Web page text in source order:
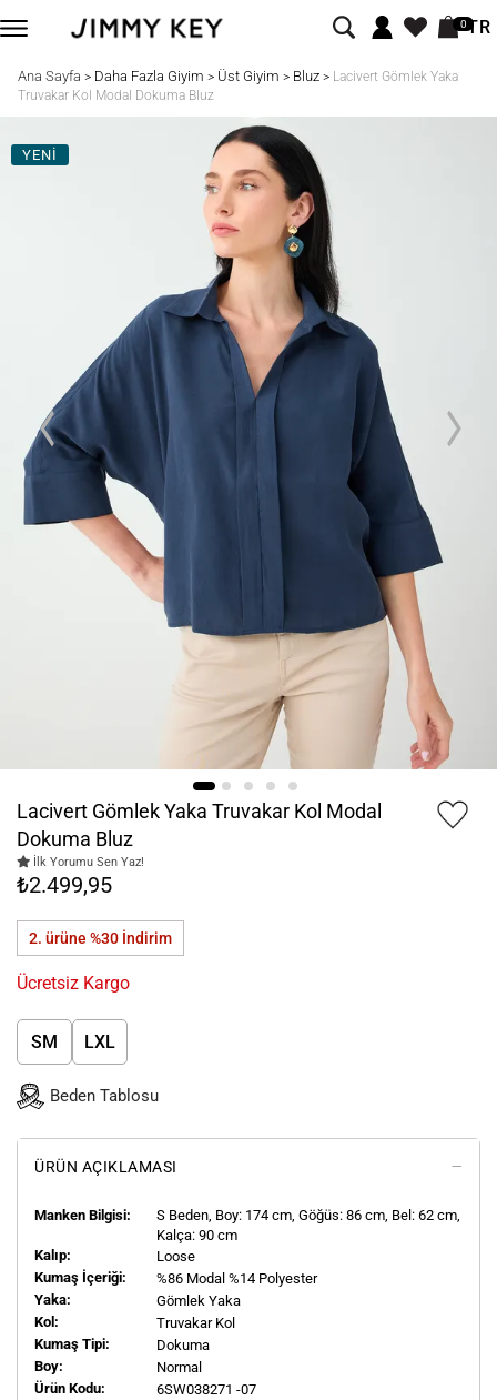
0TR
Ana Sayfa > Daha Fazla Giyim > Üst Giyim > Bluz> Lacivert Gömlek Yaka
Truvakar Kol Modal Dokuma Bluz
YENİ
Lacivert Gömlek Yaka Truvakar Kol Modal
Dokuma Bluz
İlk Yorumu Sen Yaz!
₺2.499,95
2. ürüne %30 İndirim
Ücretsiz Kargo
SM LXL
Beden Tablosu
ÜRÜN AÇIKLAMASI
Manken Bilgisi: S Beden, Boy: 174 cm, Göğüs: 86 cm, Bel: 62 cm,
Kalça: 90 cm
Kalıp:
Loose
Kumaş İçeriği:
%86 Modal %14 Polyester
Yaka:
Gömlek Yaka
Kol:
Truvakar Kol
Kumaş Tipi:
Dokuma
Boy:
Normal
Ürün Kodu:
6SW038271 -07